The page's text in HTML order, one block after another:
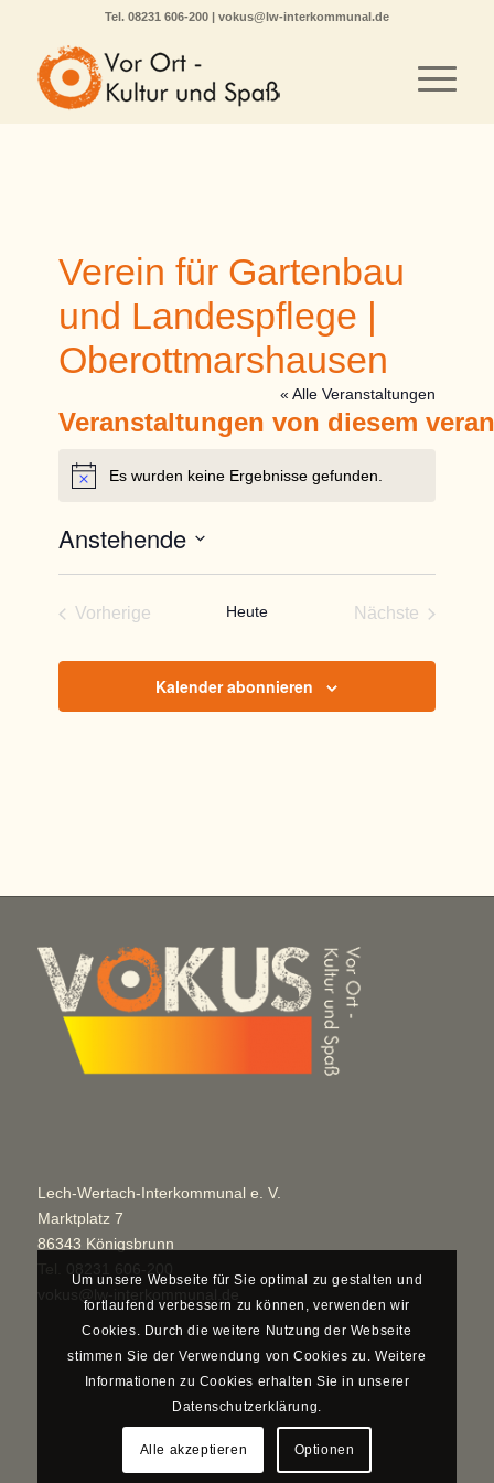
Tel. 08231 606-200 | vokus@lw-interkommunal.de
Verein für Gartenbau
und Landespflege |
Oberottmarshausen
« Alle Veranstaltungen
Veranstaltungen von diesem
HinweisEs wurden keine Ergebnisse gefunden.
Anstehende
Vorherige
Heute
Nächste
Kalender abonnieren
Lech-Wertach-Interkommunal e. V.
Marktplatz 7
86343 Königsbrunn
Um unsere Webseite für Sie optimal zu gestalten und
fortlaufend verbessern zu können, verwenden wir
Cookies. Durch die weitere Nutzung der Webseite
stimmen Sie der Verwendung von Cookies zu. Weitere
Informationen zu Cookies erhalten Sie in unserer
Datenschutzerklärung.
Alle akzeptieren Optionen